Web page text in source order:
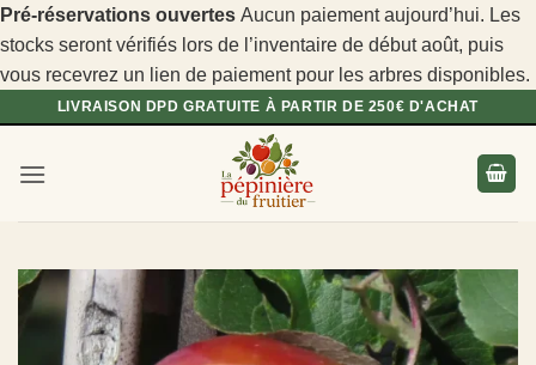
Pré-réservations ouvertes Aucun paiement aujourd’hui. Les
stocks seront vérifiés lors de l’inventaire de début août, puis
vous recevrez un lien de paiement pour les arbres disponibles.
Passer
contenu
LIVRAISON DPD GRATUITE À PARTIR DE 250€ D'ACHAT